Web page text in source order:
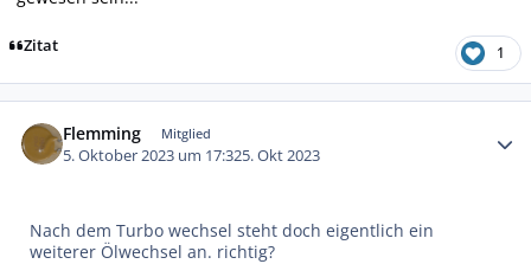
Zitat 1
Flemming Mitglied
5. Oktober 2023 um 17:325. Okt 2023
Nach dem Turbo wechsel steht doch eigentlich ein
weiterer Ölwechsel an. richtig?